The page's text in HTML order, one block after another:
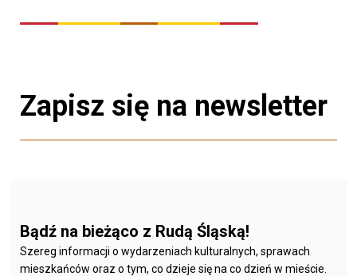
Zapisz się na newsletter
Bądź na bieżąco z Rudą Śląską!
Szereg informacji o wydarzeniach kulturalnych, sprawach
mieszkańców oraz o tym, co dzieje się na co dzień w mieście.